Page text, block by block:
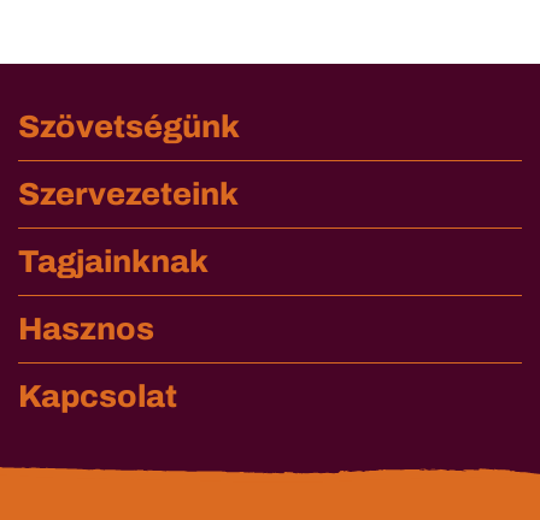
Szövetségünk
Szervezeteink
Tagjainknak
Hasznos
Kapcsolat